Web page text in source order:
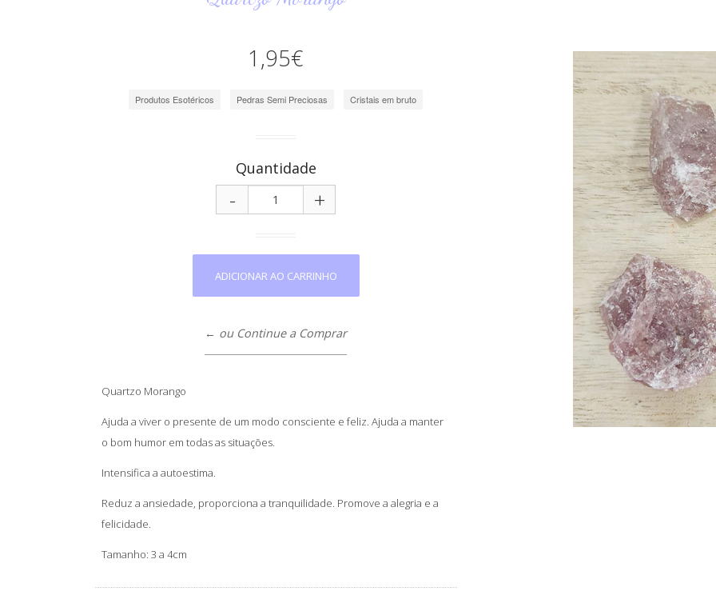
1,95€
Produtos Esotéricos Pedras Semi Preciosas Cristais em bruto
Quantidade
+
-
← ou Continue a Comprar
Quartzo Morango
Ajuda a viver o presente de um modo consciente e feliz. Ajuda a manter
o bom humor em todas as situações.
Intensifica a autoestima.
Reduz a ansiedade, proporciona a tranquilidade. Promove a alegria e a
felicidade.
Tamanho: 3 a 4cm